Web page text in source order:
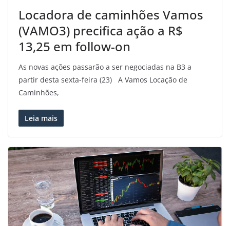
Locadora de caminhões Vamos
(VAMO3) precifica ação a R$
13,25 em follow-on
As novas ações passarão a ser negociadas na B3 a
partir desta sexta-feira (23) A Vamos Locação de
Caminhões,
Leia mais